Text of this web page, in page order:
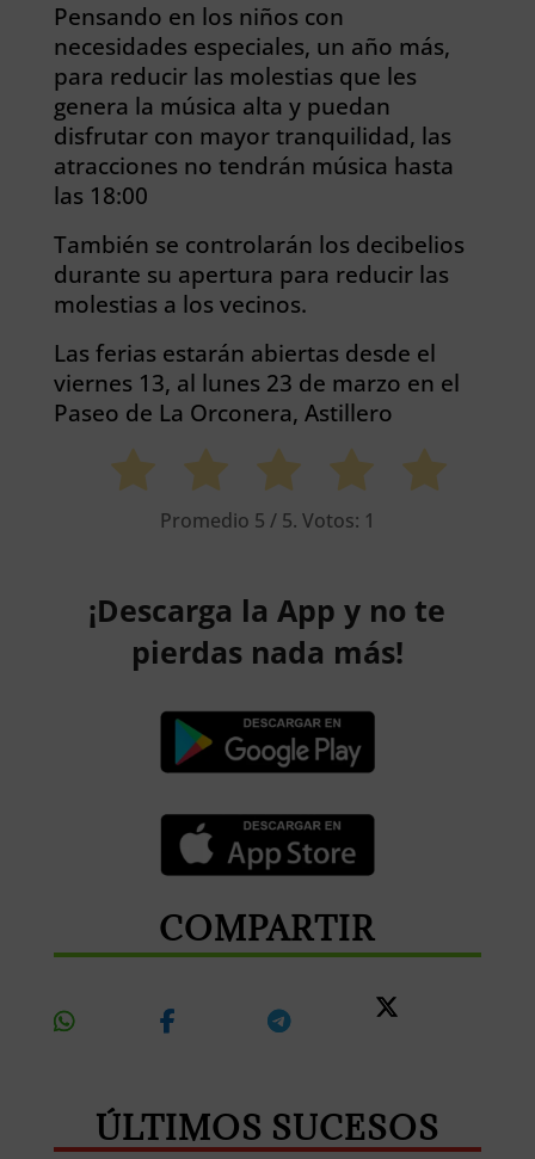
Pensando en los niños con
necesidades especiales, un año más,
para reducir las molestias que les
genera la música alta y puedan
disfrutar con mayor tranquilidad, las
atracciones no tendrán música hasta
las 18:00
También se controlarán los decibelios
durante su apertura para reducir las
molestias a los vecinos.
Las ferias estarán abiertas desde el
viernes 13, al lunes 23 de marzo en el
Paseo de La Orconera, Astillero
Promedio 5 / 5. Votos: 1
¡Descarga la App y no te
pierdas nada más!
COMPARTIR
ÚLTIMOS SUCESOS